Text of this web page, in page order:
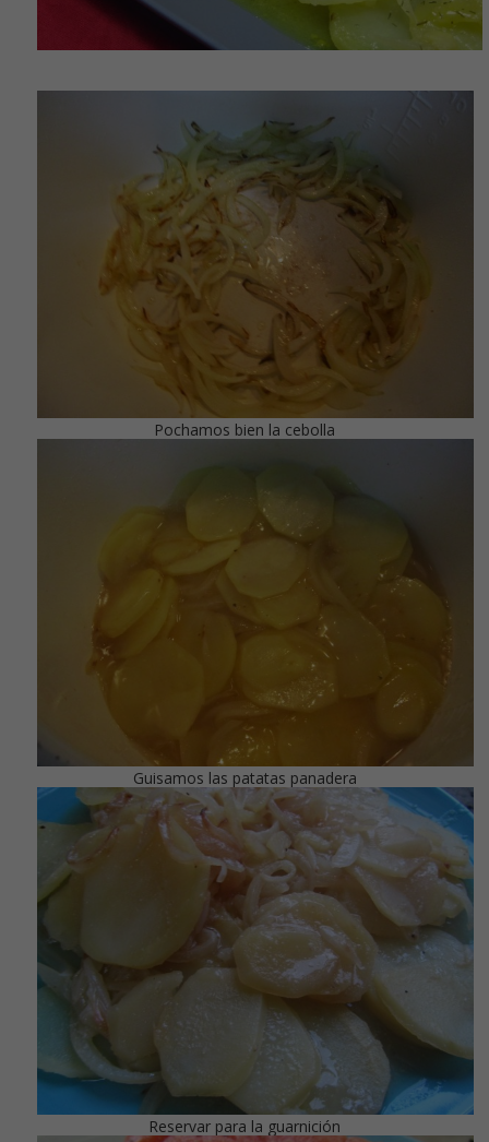
Pochamos bien la cebolla
Guisamos las patatas panadera
Reservar para la guarnición